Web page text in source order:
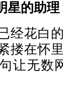
星的助
经花白
搂在怀
让无数